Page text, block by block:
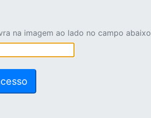
na imagem ao lado no campo abaixo